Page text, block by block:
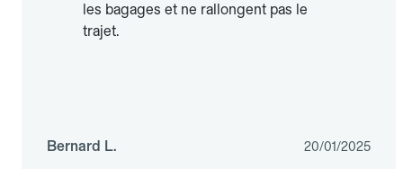
les bagages et ne rallongent pas le
trajet.
Bernard L. 20/01/2025